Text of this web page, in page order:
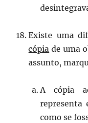
Existe uma
cópia de uma
assunto,
A cópia
representa
como se